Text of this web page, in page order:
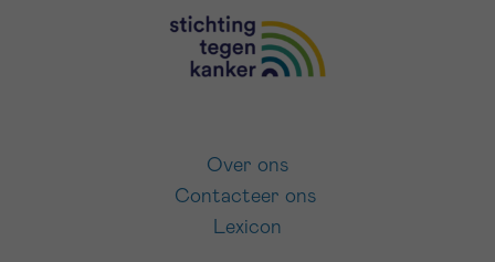
Over ons
Contacteer ons
Lexicon